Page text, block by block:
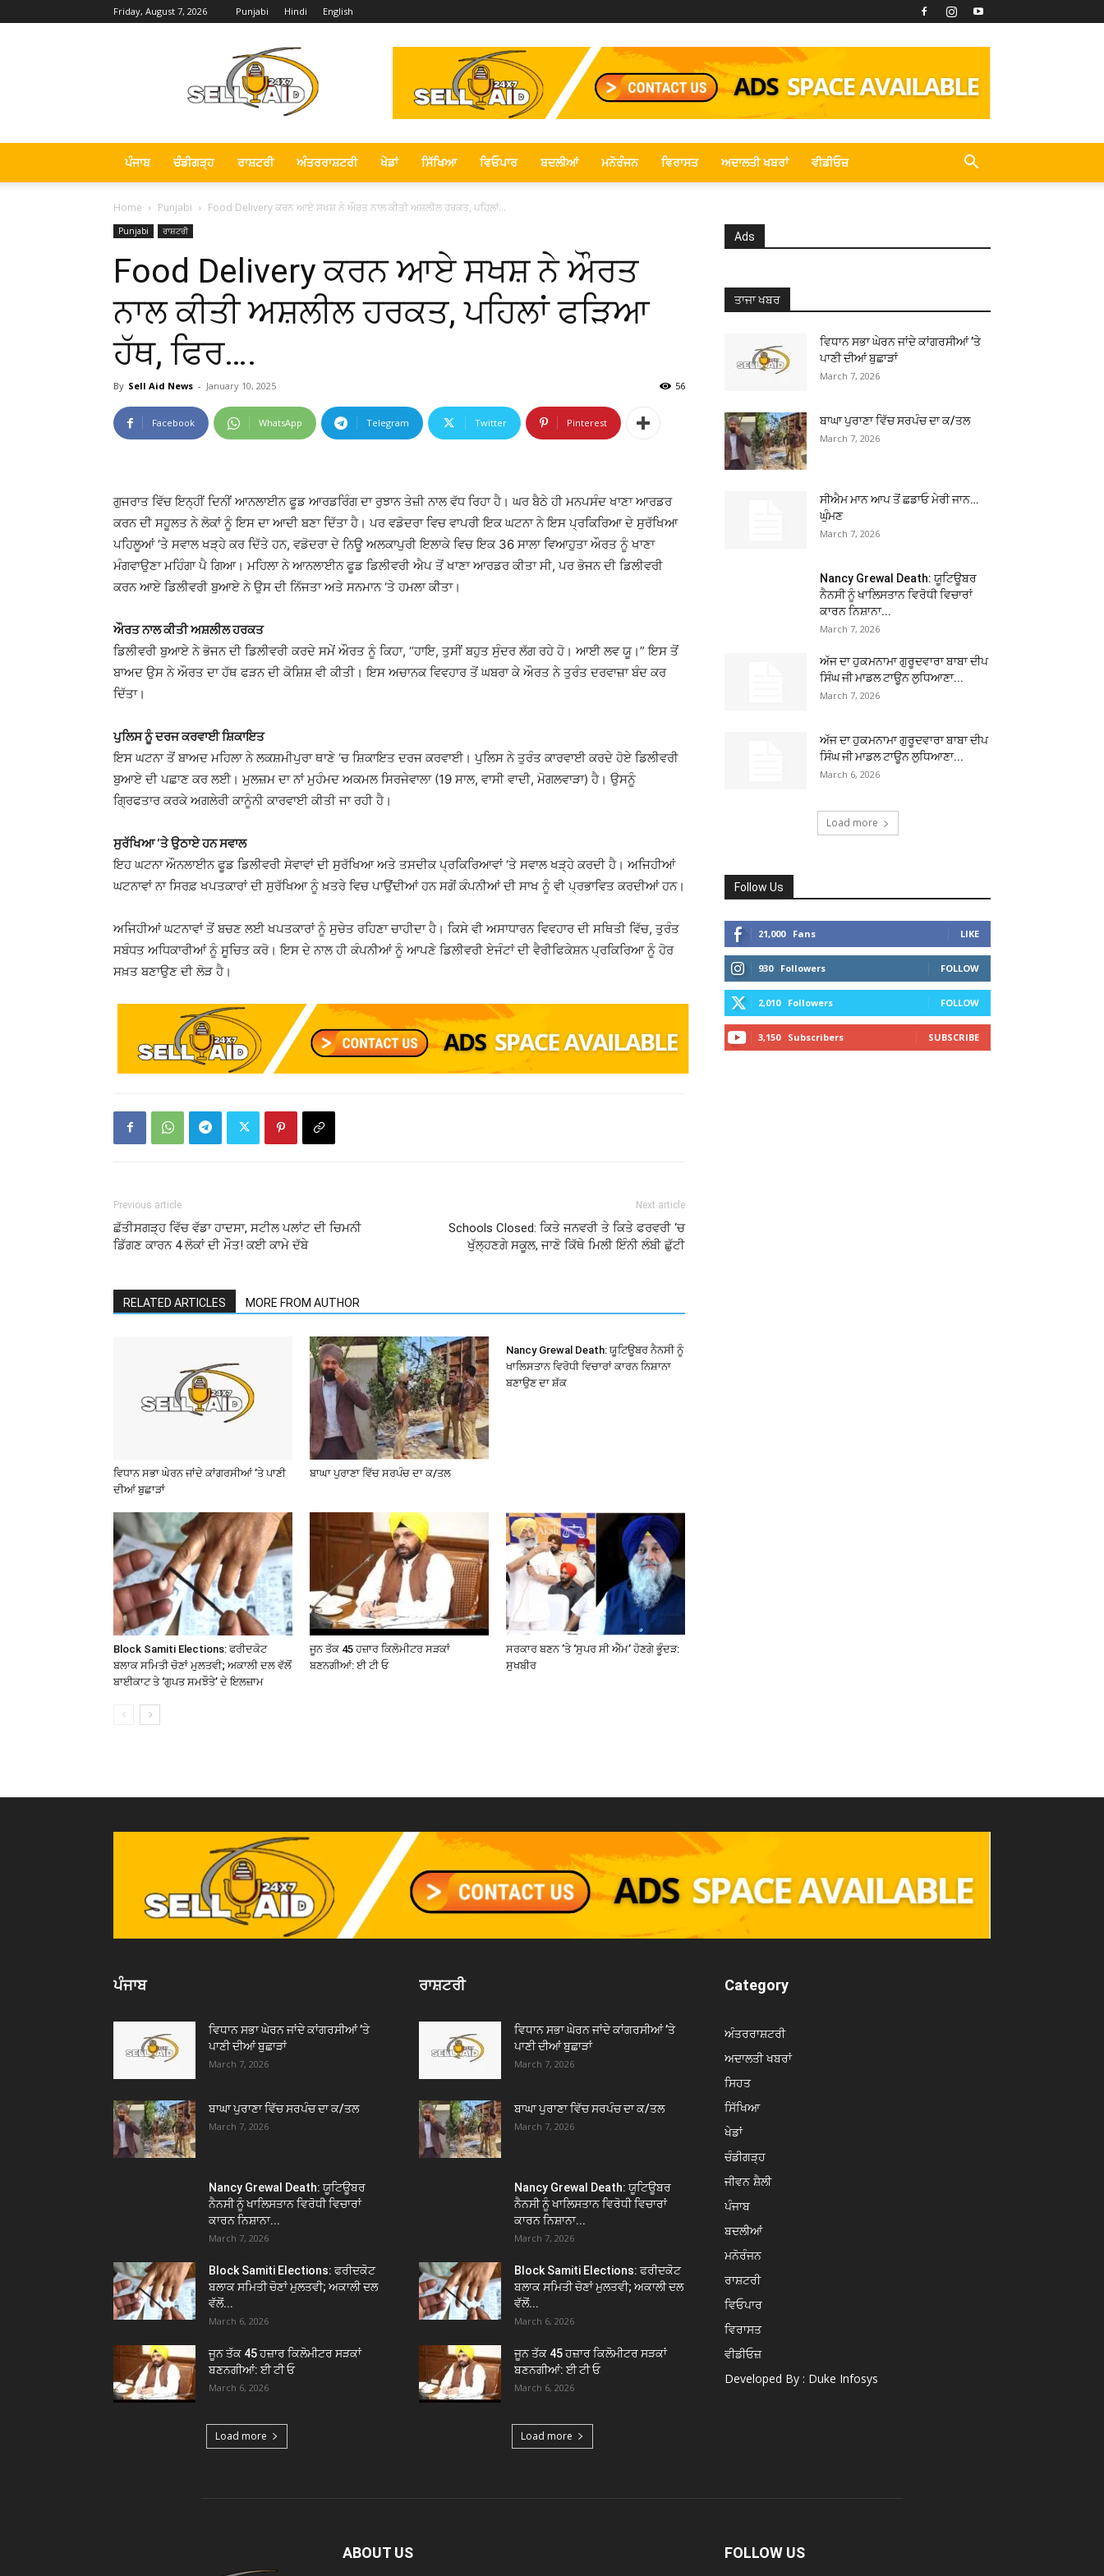
Friday, August 7, 2026 Punjabi Hindi English
Sell
Aid
News
ਪੰਜਾਬ ਚੰਡੀਗੜ੍ਹ ਰਾਸ਼ਟਰੀ ਅੰਤਰਰਾਸ਼ਟਰੀ ਖੇਡਾਂ ਸਿੱਖਿਆ ਵਿਓਪਾਰ ਬਦਲੀਆਂ ਮਨੋਰੰਜਨ ਵਿਰਾਸਤ ਅਦਾਲਤੀ ਖਬਰਾਂ ਵੀਡੀਓਜ਼
Home Punjabi Food Delivery ਕਰਨ ਆਏ ਸਖਸ਼ ਨੇ ਔਰਤ ਨਾਲ ਕੀਤੀ ਅਸ਼ਲੀਲ ਹਰਕਤ, ਪਹਿਲਾਂ...
Punjabi ਰਾਸ਼ਟਰੀ
Food Delivery ਕਰਨ ਆਏ ਸਖਸ਼ ਨੇ ਔਰਤ
ਨਾਲ ਕੀਤੀ ਅਸ਼ਲੀਲ ਹਰਕਤ, ਪਹਿਲਾਂ ਫੜਿਆ
ਹੱਥ, ਫਿਰ….
By Sell Aid News - January 10, 2025 56
Facebook WhatsApp Telegram Twitter Pinterest
ਗੁਜਰਾਤ ਵਿੱਚ ਇਨ੍ਹੀਂ ਦਿਨੀਂ ਆਨਲਾਈਨ ਫੂਡ ਆਰਡਰਿੰਗ ਦਾ ਰੁਝਾਨ ਤੇਜ਼ੀ ਨਾਲ ਵੱਧ ਰਿਹਾ ਹੈ। ਘਰ ਬੈਠੇ ਹੀ ਮਨਪਸੰਦ ਖਾਣਾ ਆਰਡਰ
ਕਰਨ ਦੀ ਸਹੂਲਤ ਨੇ ਲੋਕਾਂ ਨੂੰ ਇਸ ਦਾ ਆਦੀ ਬਣਾ ਦਿੱਤਾ ਹੈ। ਪਰ ਵਡੋਦਰਾ ਵਿਚ ਵਾਪਰੀ ਇਕ ਘਟਨਾ ਨੇ ਇਸ ਪ੍ਰਕਿਰਿਆ ਦੇ ਸੁਰੱਖਿਆ
ਪਹਿਲੂਆਂ ‘ਤੇ ਸਵਾਲ ਖੜ੍ਹੇ ਕਰ ਦਿੱਤੇ ਹਨ, ਵਡੋਦਰਾ ਦੇ ਨਿਊ ਅਲਕਾਪੁਰੀ ਇਲਾਕੇ ਵਿਚ ਇਕ 36 ਸਾਲਾ ਵਿਆਹੁਤਾ ਔਰਤ ਨੂੰ ਖਾਣਾ
ਮੰਗਵਾਉਣਾ ਮਹਿੰਗਾ ਪੈ ਗਿਆ। ਮਹਿਲਾ ਨੇ ਆਨਲਾਈਨ ਫੂਡ ਡਿਲੀਵਰੀ ਐਪ ਤੋਂ ਖਾਣਾ ਆਰਡਰ ਕੀਤਾ ਸੀ, ਪਰ ਭੋਜਨ ਦੀ ਡਿਲੀਵਰੀ
ਕਰਨ ਆਏ ਡਿਲੀਵਰੀ ਬੁਆਏ ਨੇ ਉਸ ਦੀ ਨਿੱਜਤਾ ਅਤੇ ਸਨਮਾਨ ‘ਤੇ ਹਮਲਾ ਕੀਤਾ।
ਔਰਤ ਨਾਲ ਕੀਤੀ ਅਸ਼ਲੀਲ ਹਰਕਤ
ਡਿਲੀਵਰੀ ਬੁਆਏ ਨੇ ਭੋਜਨ ਦੀ ਡਿਲੀਵਰੀ ਕਰਦੇ ਸਮੇਂ ਔਰਤ ਨੂੰ ਕਿਹਾ, “ਹਾਇ, ਤੁਸੀਂ ਬਹੁਤ ਸੁੰਦਰ ਲੱਗ ਰਹੇ ਹੋ। ਆਈ ਲਵ ਯੂ।” ਇਸ ਤੋਂ
ਬਾਅਦ ਉਸ ਨੇ ਔਰਤ ਦਾ ਹੱਥ ਫੜਨ ਦੀ ਕੋਸ਼ਿਸ਼ ਵੀ ਕੀਤੀ। ਇਸ ਅਚਾਨਕ ਵਿਵਹਾਰ ਤੋਂ ਘਬਰਾ ਕੇ ਔਰਤ ਨੇ ਤੁਰੰਤ ਦਰਵਾਜ਼ਾ ਬੰਦ ਕਰ
ਦਿੱਤਾ।
ਪੁਲਿਸ ਨੂੰ ਦਰਜ ਕਰਵਾਈ ਸ਼ਿਕਾਇਤ
ਇਸ ਘਟਨਾ ਤੋਂ ਬਾਅਦ ਮਹਿਲਾ ਨੇ ਲਕਸ਼ਮੀਪੁਰਾ ਥਾਣੇ ‘ਚ ਸ਼ਿਕਾਇਤ ਦਰਜ ਕਰਵਾਈ। ਪੁਲਿਸ ਨੇ ਤੁਰੰਤ ਕਾਰਵਾਈ ਕਰਦੇ ਹੋਏ ਡਿਲੀਵਰੀ
ਬੁਆਏ ਦੀ ਪਛਾਣ ਕਰ ਲਈ। ਮੁਲਜ਼ਮ ਦਾ ਨਾਂ ਮੁਹੰਮਦ ਅਕਮਲ ਸਿਰਜੇਵਾਲਾ (19 ਸਾਲ, ਵਾਸੀ ਵਾਦੀ, ਮੋਗਲਵਾੜਾ) ਹੈ। ਉਸਨੂੰ
ਗ੍ਰਿਫਤਾਰ ਕਰਕੇ ਅਗਲੇਰੀ ਕਾਨੂੰਨੀ ਕਾਰਵਾਈ ਕੀਤੀ ਜਾ ਰਹੀ ਹੈ।
ਸੁਰੱਖਿਆ ‘ਤੇ ਉਠਾਏ ਹਨ ਸਵਾਲ
ਇਹ ਘਟਨਾ ਔਨਲਾਈਨ ਫੂਡ ਡਿਲੀਵਰੀ ਸੇਵਾਵਾਂ ਦੀ ਸੁਰੱਖਿਆ ਅਤੇ ਤਸਦੀਕ ਪ੍ਰਕਿਰਿਆਵਾਂ ‘ਤੇ ਸਵਾਲ ਖੜ੍ਹੇ ਕਰਦੀ ਹੈ। ਅਜਿਹੀਆਂ
ਘਟਨਾਵਾਂ ਨਾ ਸਿਰਫ਼ ਖਪਤਕਾਰਾਂ ਦੀ ਸੁਰੱਖਿਆ ਨੂੰ ਖ਼ਤਰੇ ਵਿਚ ਪਾਉਂਦੀਆਂ ਹਨ ਸਗੋਂ ਕੰਪਨੀਆਂ ਦੀ ਸਾਖ ਨੂੰ ਵੀ ਪ੍ਰਭਾਵਿਤ ਕਰਦੀਆਂ ਹਨ।
ਅਜਿਹੀਆਂ ਘਟਨਾਵਾਂ ਤੋਂ ਬਚਣ ਲਈ ਖਪਤਕਾਰਾਂ ਨੂੰ ਸੁਚੇਤ ਰਹਿਣਾ ਚਾਹੀਦਾ ਹੈ। ਕਿਸੇ ਵੀ ਅਸਾਧਾਰਨ ਵਿਵਹਾਰ ਦੀ ਸਥਿਤੀ ਵਿੱਚ, ਤੁਰੰਤ
ਸਬੰਧਤ ਅਧਿਕਾਰੀਆਂ ਨੂੰ ਸੂਚਿਤ ਕਰੋ। ਇਸ ਦੇ ਨਾਲ ਹੀ ਕੰਪਨੀਆਂ ਨੂੰ ਆਪਣੇ ਡਿਲੀਵਰੀ ਏਜੰਟਾਂ ਦੀ ਵੈਰੀਫਿਕੇਸ਼ਨ ਪ੍ਰਕਿਰਿਆ ਨੂੰ ਹੋਰ
ਸਖ਼ਤ ਬਣਾਉਣ ਦੀ ਲੋੜ ਹੈ।
Previous article
ਛੱਤੀਸਗੜ੍ਹ ਵਿੱਚ ਵੱਡਾ ਹਾਦਸਾ, ਸਟੀਲ ਪਲਾਂਟ ਦੀ ਚਿਮਨੀ
ਡਿੱਗਣ ਕਾਰਨ 4 ਲੋਕਾਂ ਦੀ ਮੌਤ! ਕਈ ਕਾਮੇ ਦੱਬੇ
Next article
Schools Closed: ਕਿਤੇ ਜਨਵਰੀ ਤੇ ਕਿਤੇ ਫਰਵਰੀ ‘ਚ
ਖੁੱਲ੍ਹਣਗੇ ਸਕੂਲ, ਜਾਣੋ ਕਿੱਥੇ ਮਿਲੀ ਇੰਨੀ ਲੰਬੀ ਛੁੱਟੀ
RELATED ARTICLES MORE FROM AUTHOR
ਵਿਧਾਨ ਸਭਾ ਘੇਰਨ ਜਾਂਦੇ ਕਾਂਗਰਸੀਆਂ ’ਤੇ ਪਾਣੀ
ਦੀਆਂ ਬੁਛਾੜਾਂ
ਬਾਘਾ ਪੁਰਾਣਾ ਵਿੱਚ ਸਰਪੰਚ ਦਾ ਕ/ਤਲ
Nancy Grewal Death: ਯੂਟਿਊਬਰ ਨੈਨਸੀ ਨੂੰ
ਖਾਲਿਸਤਾਨ ਵਿਰੋਧੀ ਵਿਚਾਰਾਂ ਕਾਰਨ ਨਿਸ਼ਾਨਾ
ਬਣਾਉਣ ਦਾ ਸ਼ੱਕ
Block Samiti Elections: ਫਰੀਦਕੋਟ
ਬਲਾਕ ਸਮਿਤੀ ਚੋਣਾਂ ਮੁਲਤਵੀ; ਅਕਾਲੀ ਦਲ ਵੱਲੋਂ
ਬਾਈਕਾਟ ਤੇ ‘ਗੁਪਤ ਸਮਝੌਤੇ’ ਦੇ ਇਲਜ਼ਾਮ
ਜੂਨ ਤੱਕ 45 ਹਜ਼ਾਰ ਕਿਲੋਮੀਟਰ ਸੜਕਾਂ
ਬਣਨਗੀਆਂ: ਈ ਟੀ ਓ
ਸਰਕਾਰ ਬਣਨ ’ਤੇ ‘ਸੁਪਰ ਸੀ ਐੱਮ’ ਹੋਣਗੇ ਭੂੰਦੜ:
ਸੁਖਬੀਰ
Ads
ਤਾਜਾ ਖਬਰ
ਵਿਧਾਨ ਸਭਾ ਘੇਰਨ ਜਾਂਦੇ ਕਾਂਗਰਸੀਆਂ ’ਤੇ
ਪਾਣੀ ਦੀਆਂ ਬੁਛਾੜਾਂ
March 7, 2026
ਬਾਘਾ ਪੁਰਾਣਾ ਵਿੱਚ ਸਰਪੰਚ ਦਾ ਕ/ਤਲ
March 7, 2026
ਸੀਐਮ ਮਾਨ ਆਪ ਤੋਂ ਛਡਾਓ ਮੇਰੀ ਜਾਨ…
ਘੁੰਮਣ
March 7, 2026
Nancy Grewal Death: ਯੂਟਿਊਬਰ
ਨੈਨਸੀ ਨੂੰ ਖਾਲਿਸਤਾਨ ਵਿਰੋਧੀ ਵਿਚਾਰਾਂ
ਕਾਰਨ ਨਿਸ਼ਾਨਾ...
March 7, 2026
ਅੱਜ ਦਾ ਹੁਕਮਨਾਮਾ ਗੁਰੂਦਵਾਰਾ ਬਾਬਾ ਦੀਪ
ਸਿੰਘ ਜੀ ਮਾਡਲ ਟਾਊਨ ਲੁਧਿਆਣਾ...
March 7, 2026
ਅੱਜ ਦਾ ਹੁਕਮਨਾਮਾ ਗੁਰੂਦਵਾਰਾ ਬਾਬਾ ਦੀਪ
ਸਿੰਘ ਜੀ ਮਾਡਲ ਟਾਊਨ ਲੁਧਿਆਣਾ...
March 6, 2026
Load more
Follow Us
21,000 Fans LIKE
930 Followers FOLLOW
2,010 Followers FOLLOW
3,150 Subscribers SUBSCRIBE
ਪੰਜਾਬ
ਵਿਧਾਨ ਸਭਾ ਘੇਰਨ ਜਾਂਦੇ ਕਾਂਗਰਸੀਆਂ ’ਤੇ
ਪਾਣੀ ਦੀਆਂ ਬੁਛਾੜਾਂ
March 7, 2026
ਬਾਘਾ ਪੁਰਾਣਾ ਵਿੱਚ ਸਰਪੰਚ ਦਾ ਕ/ਤਲ
March 7, 2026
Nancy Grewal Death: ਯੂਟਿਊਬਰ
ਨੈਨਸੀ ਨੂੰ ਖਾਲਿਸਤਾਨ ਵਿਰੋਧੀ ਵਿਚਾਰਾਂ
ਕਾਰਨ ਨਿਸ਼ਾਨਾ...
March 7, 2026
Block Samiti Elections: ਫਰੀਦਕੋਟ
ਬਲਾਕ ਸਮਿਤੀ ਚੋਣਾਂ ਮੁਲਤਵੀ; ਅਕਾਲੀ ਦਲ
ਵੱਲੋਂ...
March 6, 2026
ਜੂਨ ਤੱਕ 45 ਹਜ਼ਾਰ ਕਿਲੋਮੀਟਰ ਸੜਕਾਂ
ਬਣਨਗੀਆਂ: ਈ ਟੀ ਓ
March 6, 2026
Load more
ਰਾਸ਼ਟਰੀ
ਵਿਧਾਨ ਸਭਾ ਘੇਰਨ ਜਾਂਦੇ ਕਾਂਗਰਸੀਆਂ ’ਤੇ
ਪਾਣੀ ਦੀਆਂ ਬੁਛਾੜਾਂ
March 7, 2026
ਬਾਘਾ ਪੁਰਾਣਾ ਵਿੱਚ ਸਰਪੰਚ ਦਾ ਕ/ਤਲ
March 7, 2026
Nancy Grewal Death: ਯੂਟਿਊਬਰ
ਨੈਨਸੀ ਨੂੰ ਖਾਲਿਸਤਾਨ ਵਿਰੋਧੀ ਵਿਚਾਰਾਂ
ਕਾਰਨ ਨਿਸ਼ਾਨਾ...
March 7, 2026
Block Samiti Elections: ਫਰੀਦਕੋਟ
ਬਲਾਕ ਸਮਿਤੀ ਚੋਣਾਂ ਮੁਲਤਵੀ; ਅਕਾਲੀ ਦਲ
ਵੱਲੋਂ...
March 6, 2026
ਜੂਨ ਤੱਕ 45 ਹਜ਼ਾਰ ਕਿਲੋਮੀਟਰ ਸੜਕਾਂ
ਬਣਨਗੀਆਂ: ਈ ਟੀ ਓ
March 6, 2026
Load more
Category
ਅੰਤਰਰਾਸ਼ਟਰੀ
ਅਦਾਲਤੀ ਖਬਰਾਂ
ਸਿਹਤ
ਸਿੱਖਿਆ
ਖੇਡਾਂ
ਚੰਡੀਗੜ੍ਹ
ਜੀਵਨ ਸ਼ੈਲੀ
ਪੰਜਾਬ
ਬਦਲੀਆਂ
ਮਨੋਰੰਜਨ
ਰਾਸ਼ਟਰੀ
ਵਿਓਪਾਰ
ਵਿਰਾਸਤ
ਵੀਡੀਓਜ਼
Developed By : Duke Infosys
ABOUT US FOLLOW US